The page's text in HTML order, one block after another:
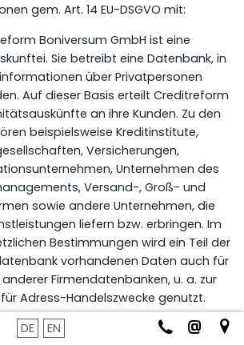
DEDEUTSCH
EN Phone E-Mail
gem. Art. 14 EU-DSGVO mit:
Boniversum GmbH ist eine
Sie betreibt eine Datenbank, in
über Privatpersonen
Auf dieser Basis erteilt Creditreform
an ihre Kunden. Zu den
beispielsweise Kreditinstitute,
Versicherungen,
Unternehmen des
Versand-, Groß- und
sowie andere Unternehmen, die
liefern bzw. erbringen. Im
Bestimmungen wird ein Teil der
vorhandenen Daten auch für
Firmendatenbanken, u. a. zur
Adress-Handelszwecke genutzt.
der Creditreform Boniversum werden